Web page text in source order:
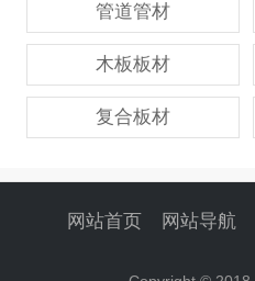
管道管材
木板板材
复合板材
网站首页 网站导航